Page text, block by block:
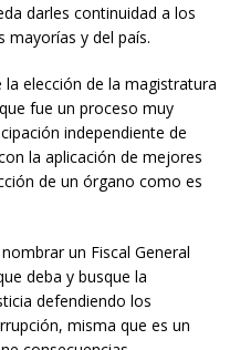
darles continuidad a los
mayorías y del país.
elección de la magistratura
fue un proceso muy
independiente de
la aplicación de mejores
de un órgano como es
un Fiscal General
deba y busque la
defendiendo los
misma que es un